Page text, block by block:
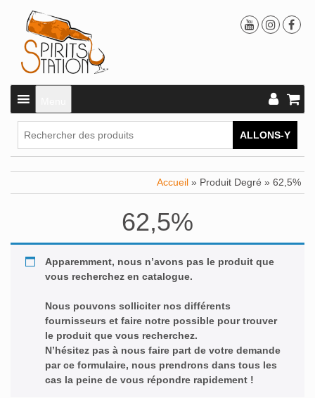
ALLONS-Y
Accueil » Produit Degré » 62,5%
62,5%
Apparemment, nous n’avons pas le produit que
vous recherchez en catalogue.
Nous pouvons solliciter nos différents
fournisseurs et faire notre possible pour trouver
le produit que vous recherchez.
N’hésitez pas à nous faire part de votre demande
par ce formulaire, nous prendrons dans tous les
cas la peine de vous répondre rapidement !